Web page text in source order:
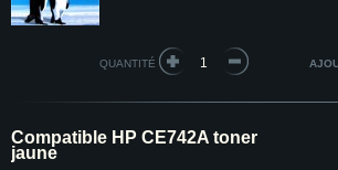
QUANTITÉ
Compatible HP CE742A toner
jaune